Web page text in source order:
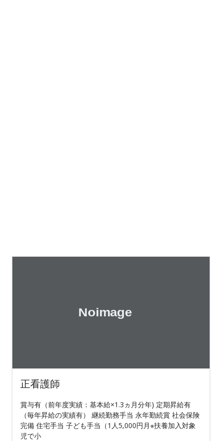
正看護師
賞与有（前年度実績：基本給×1.3ヵ月分年) 定期昇給有
（毎年昇給の実績有） 継続勤務手当 永年勤続賞 社会保険
完備 住宅手当 子ども手当（1人5,000円月※扶養加入対象
児で小